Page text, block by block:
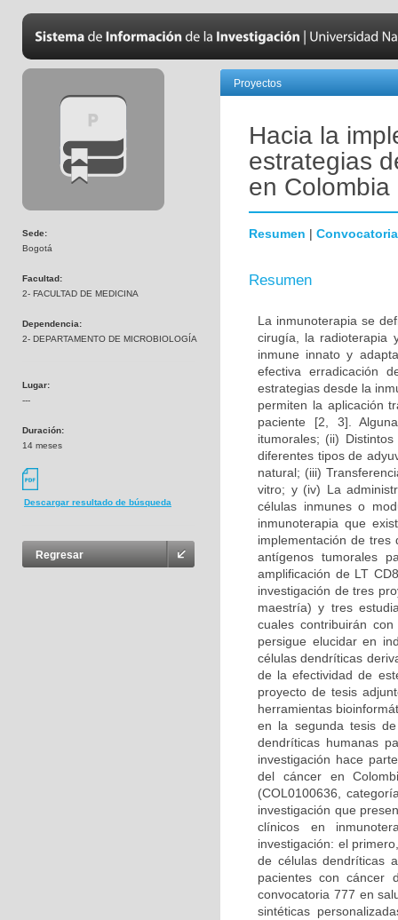
Sede:
Bogotá
Facultad:
2- FACULTAD DE MEDICINA
Dependencia:
2- DEPARTAMENTO DE MICROBIOLOGÍA
Lugar:
---
Duración:
14 meses
Descargar resultado de búsqueda
Regresar
Proyectos
Hacia la
estrategias
en Colombia
Resumen | Convocatoria
Resumen
La inmunoterapia se
cirugía, la radioterapia
inmune innato y
efectiva erradicación
estrategias desde la
permiten la aplicación
paciente [2, 3].
itumorales; (ii)
diferentes tipos de
natural; (iii)
vitro; y (iv) La
células inmunes o
inmunoterapia que
implementación de
antígenos tumorales
amplificación de LT
investigación de tres
maestría) y tres
cuales contribuirán
persigue elucidar en
células dendríticas
de la efectividad de
proyecto de tesis
herramientas
en la segunda tesis
dendríticas humanas
investigación hace
del cáncer en
(COL0100636,
investigación que
clínicos en
investigación: el
de células dendríticas
pacientes con cáncer
convocatoria 777 en
sintéticas